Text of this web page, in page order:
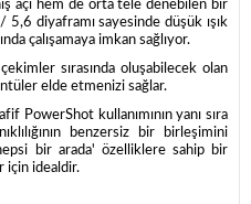
açı hem de orta tele denebilen bir
5,6 diyaframı sayesinde düşük ışık
çalışamaya imkan sağlıyor.
sırasında oluşabilecek olan
elde etmenizi sağlar.
PowerShot kullanımının yanı sıra
benzersiz bir birleşimini
bir arada' özelliklere sahip bir
için idealdir.